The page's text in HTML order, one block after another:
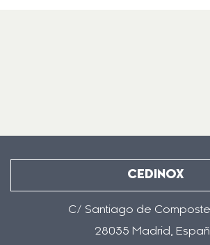
CEDINOX
C/ Santiago de
28035 Madrid,